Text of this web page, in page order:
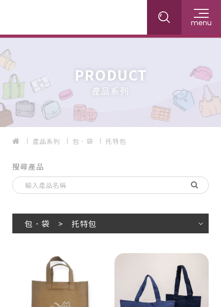
menu
PRODUCT
產品系列
產品系列 包．袋 托特包
搜尋產品
包．袋 > 托特包